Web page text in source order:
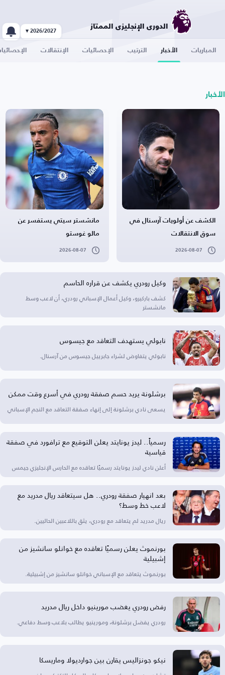
الدوري الإنجليزي الممتاز
2026/2027 ▾
المباريات الأخبار الترتيب الإحصائيات الإنتقالات
الأخبار
الكشف عن أولويات آرسنال في
سوق الانتقالات
2026-08-07
مانشستر سيتي يستفسر عن
مالو غوستو
2026-08-07
وكيل رودري يكشف عن قراره الحاسم
كشف باركيرو، وكيل أعمال الإسباني رودري، أن لاعب وسط
مانشستر
نابولي يستهدف التعاقد مع جيسوس
نابولي يتفاوض لشراء جابرييل جيسوس من آرسنال.
برشلونة يريد حسم صفقة رودري في أسرع وقت ممكن
يسعى نادي برشلونة إلى إنهاء صفقة التعاقد مع النجم الإسباني
رسمياً.. ليدز يونايتد يعلن التوقيع مع ترافورد في صفقة
قياسية
أعلن نادي ليدز يونايتد رسميًا تعاقده مع الحارس الإنجليزي جيمس
بعد انهيار صفقة رودري.. هل سيتعاقد ريال مدريد مع
لاعب خط وسط؟
ريال مدريد لم يتعاقد مع رودري، يثق باللاعبين الحاليين.
بورنموث يعلن رسميًا تعاقده مع خوانلو سانشيز من
إشبيلية
بورنموث يتعاقد مع الإسباني خوانلو سانشيز من إشبيلية.
رفض رودري يغضب مورينيو داخل ريال مدريد
رودري يفضل برشلونة، ومورينيو يطالب بلاعب وسط دفاعي.
نيكو جونزاليس يقارن بين جوارديولا وماريسكا